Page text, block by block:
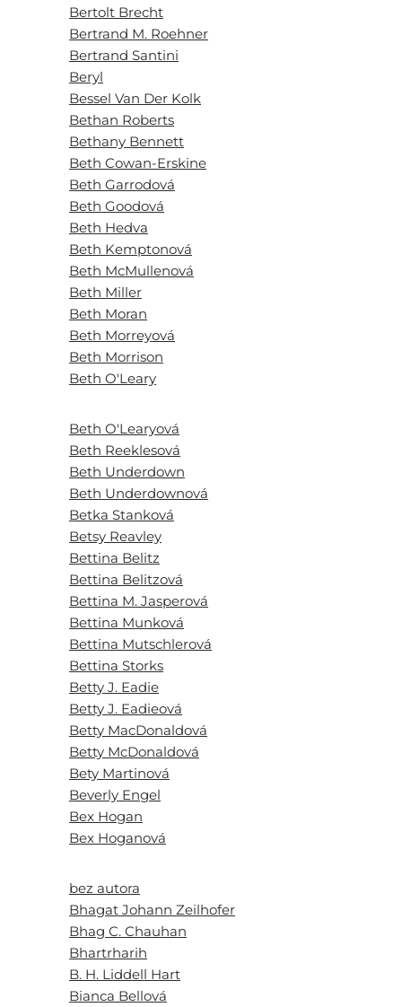
Bertolt Brecht
Bertrand M. Roehner
Bertrand Santini
Beryl
Bessel Van Der Kolk
Bethan Roberts
Bethany Bennett
Beth Cowan-Erskine
Beth Garrodová
Beth Goodová
Beth Hedva
Beth Kemptonová
Beth McMullenová
Beth Miller
Beth Moran
Beth Morreyová
Beth Morrison
Beth O'Leary
Beth O'Learyová
Beth Reeklesová
Beth Underdown
Beth Underdownová
Betka Stanková
Betsy Reavley
Bettina Belitz
Bettina Belitzová
Bettina M. Jasperová
Bettina Munková
Bettina Mutschlerová
Bettina Storks
Betty J. Eadie
Betty J. Eadieová
Betty MacDonaldová
Betty McDonaldová
Bety Martinová
Beverly Engel
Bex Hogan
Bex Hoganová
bez autora
Bhagat Johann Zeilhofer
Bhag C. Chauhan
Bhartrharih
B. H. Liddell Hart
Bianca Bellová